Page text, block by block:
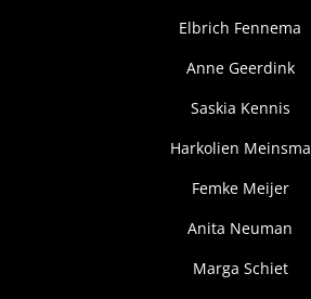
Elbrich Fennema
Anne Geerdink
Saskia Kennis
Harkolien Meinsma
Femke Meijer
Anita Neuman
Marga Schiet